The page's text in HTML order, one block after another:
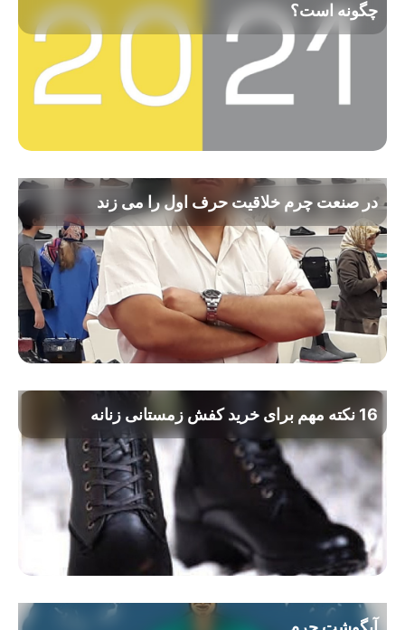
چگونه است؟
در صنعت چرم خلاقیت حرف اول را می زند
16 نکته مهم برای خرید کفش زمستانی زنانه